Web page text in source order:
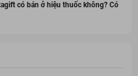
có bán ở hiệu thuốc không? Có